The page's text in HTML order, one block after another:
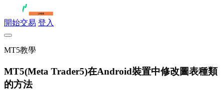
開始交易 登入
MT5教學
MT5(Meta Trader5)在Android裝置中修改圖表種類
的方法